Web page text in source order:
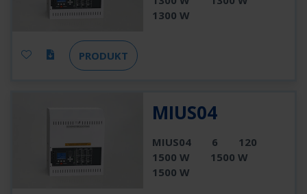
1300 W
PRODUKT
MIUS04
MIUS04 6
120
1500 W
1500 W
1500 W